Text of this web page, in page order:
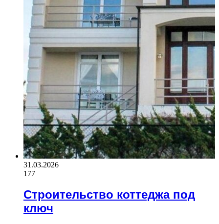
31.03.2026
177
Строительство коттеджа под
ключ